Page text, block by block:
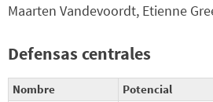
Maarten Vandevoordt, Etienne
Defensas centrales
Nombre Potencial